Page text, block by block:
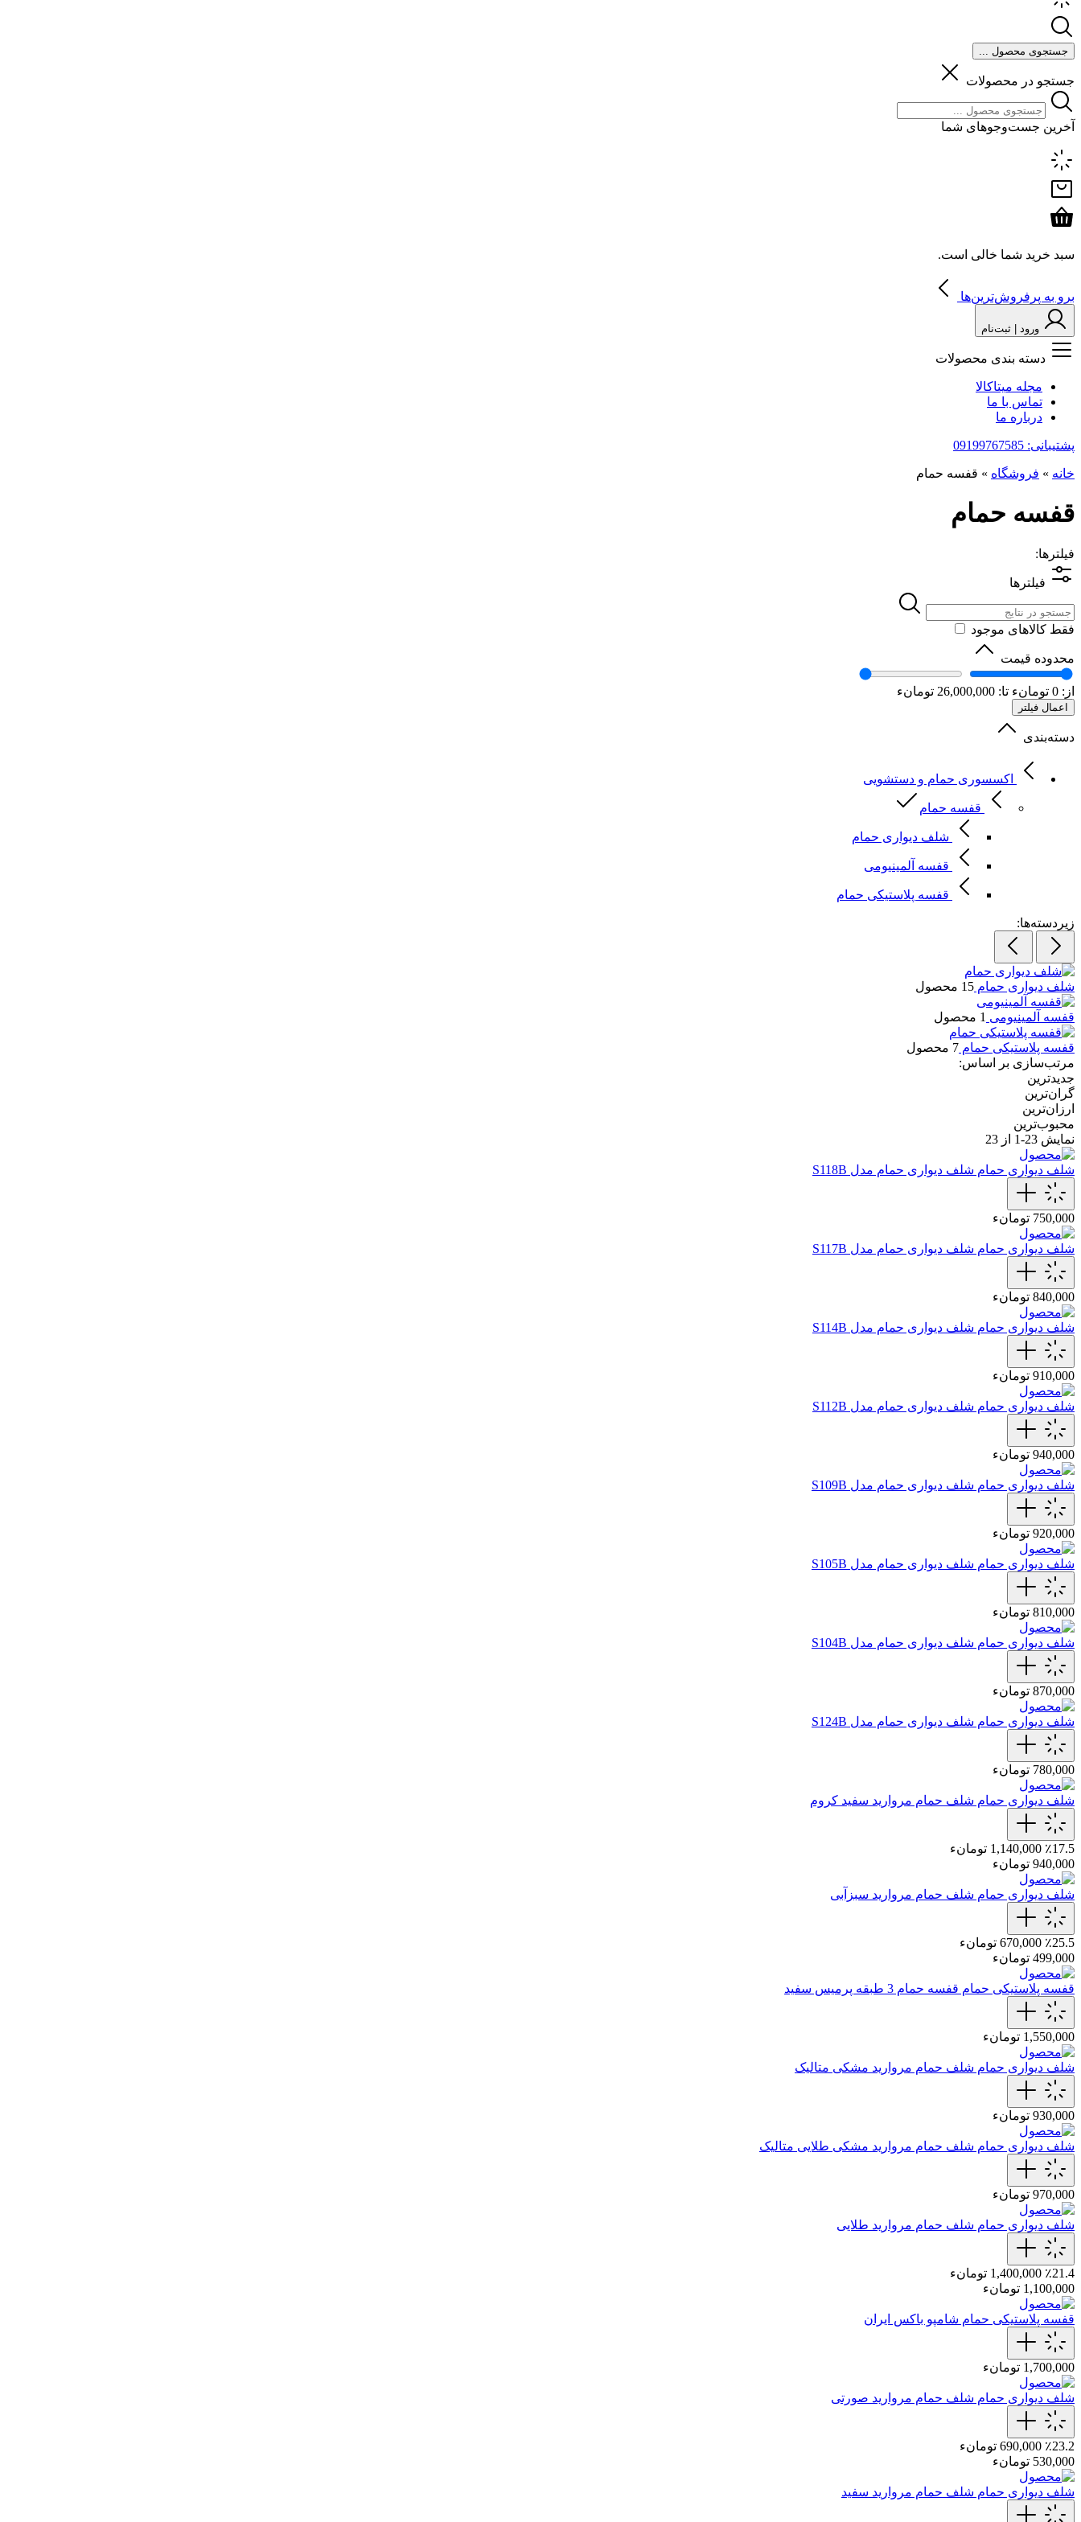
جستجوی محصول ...
جستجو در محصولات
آخرین جست‌وجوهای شما
سبد خرید شما خالی است.
برو به پرفروش‌ترین‌ها
ورود | ثبت‌نام
دسته بندی محصولات
مجله میتاکالا
تماس با ما
درباره ما
پشتیبانی: 09199767585
خانه » فروشگاه » قفسه حمام
قفسه حمام
فیلترها:
فیلترها
فقط کالاهای موجود
محدوده قیمت
از: 0 تومانء تا: 26,000,000 تومانء
اعمال فیلتر
دسته‌بندی
اکسسوری حمام و دستشویی
قفسه حمام
شلف دیواری حمام
قفسه آلمینیومی
قفسه پلاستیکی حمام
زیردسته‌ها:
شلف دیواری حمام 15 محصول
قفسه آلمینیومی 1 محصول
قفسه پلاستیکی حمام 7 محصول
مرتب‌سازی بر اساس:
جدیدترین
گران‌ترین
ارزان‌ترین
محبوب‌ترین
نمایش 23-1 از 23
شلف دیواری حمام شلف دیواری حمام مدل S118B
750,000 تومانء
شلف دیواری حمام شلف دیواری حمام مدل S117B
840,000 تومانء
شلف دیواری حمام شلف دیواری حمام مدل S114B
910,000 تومانء
شلف دیواری حمام شلف دیواری حمام مدل S112B
940,000 تومانء
شلف دیواری حمام شلف دیواری حمام مدل S109B
920,000 تومانء
شلف دیواری حمام شلف دیواری حمام مدل S105B
810,000 تومانء
شلف دیواری حمام شلف دیواری حمام مدل S104B
870,000 تومانء
شلف دیواری حمام شلف دیواری حمام مدل S124B
780,000 تومانء
شلف دیواری حمام شلف حمام مروارید سفید کروم
٪17.5 1,140,000 تومانء
940,000 تومانء
شلف دیواری حمام شلف حمام مروارید سبزآبی
٪25.5 670,000 تومانء
499,000 تومانء
قفسه پلاستیکی حمام قفسه حمام 3 طبقه پرمیس سفید
1,550,000 تومانء
شلف دیواری حمام شلف حمام مروارید مشکی متالیک
930,000 تومانء
شلف دیواری حمام شلف حمام مروارید مشکی طلایی متالیک
970,000 تومانء
شلف دیواری حمام شلف حمام مروارید طلایی
٪21.4 1,400,000 تومانء
1,100,000 تومانء
قفسه پلاستیکی حمام شامپو باکس ایران
1,700,000 تومانء
شلف دیواری حمام شلف حمام مروارید صورتی
٪23.2 690,000 تومانء
530,000 تومانء
شلف دیواری حمام شلف حمام مروارید سفید